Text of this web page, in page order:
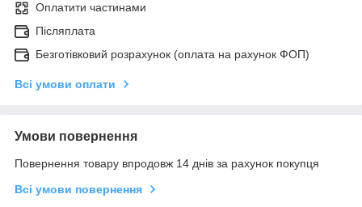
Оплатити частинами
Післяплата
Безготівковий розрахунок (оплата на рахунок ФОП)
Всі умови оплати
Умови повернення
Повернення товару впродовж 14 днів за рахунок покупця
Всі умови повернення